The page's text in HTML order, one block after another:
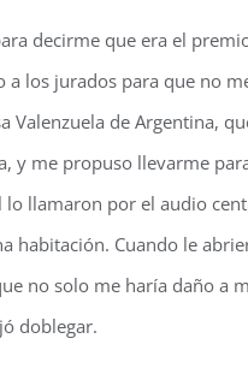
decirme que era el
los jurados para que no
Valenzuela de Argentina,
y me propuso llevarme
lo llamaron por el audio
habitación. Cuando le
no solo me haría daño a
doblegar.